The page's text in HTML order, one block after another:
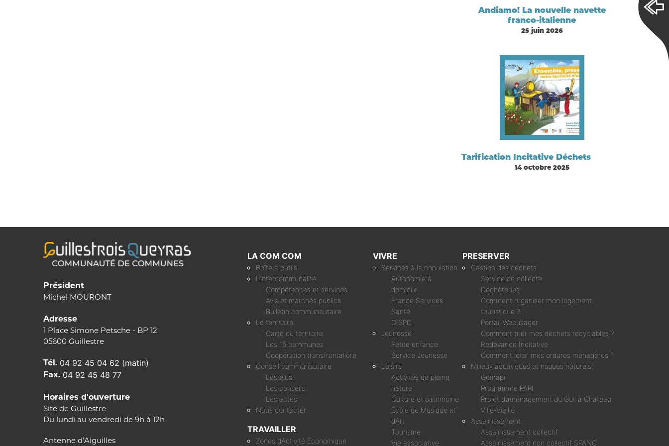
Andiamo! La nouvelle navette
franco-italienne
25 juin 2026
Tarification Incitative Déchets
14 octobre 2025
Président
Michel MOURONT
Adresse
1 Place Simone Petsche - BP 12
05600 Guillestre
Tél. 04 92 45 04 62 (matin)
Fax. 04 92 45 48 77
Horaires d'ouverture
Site de Guillestre
Du lundi au vendredi de 9h à 12h
Antenne d’Aiguilles
LA COM COM
Boîte à outils
L’intercommunalité
Compétences et services
Avis et marchés publics
Bulletin communautaire
Le territoire
Carte du territoire
Les 15 communes
Coopération transfrontalière
Conseil communautaire
Les élus
Les conseils
Les actes
Nous contacter
TRAVAILLER
Zones d’Activité Économique
VIVRE
Services à la population
Autonomie à
domicile
France Services
Santé
CISPD
Jeunesse
Petite enfance
Service Jeunesse
Loisirs
Activités de pleine
nature
Culture et patrimoine
École de Musique et
d’Art
Tourisme
Vie associative
PRESERVER
Gestion des déchets
Service de collecte
Déchèteries
Comment organiser mon logement
touristique ?
Portail Webusager
Comment trier mes déchets recyclables ?
Redevance Incitative
Comment jeter mes ordures ménagères ?
Milieux aquatiques et risques naturels
Gemapi
Programme PAPI
Projet d’aménagement du Guil à Château
Ville-Vieille
Assainissement
Assainissement collectif
Assainissement non collectif SPANC